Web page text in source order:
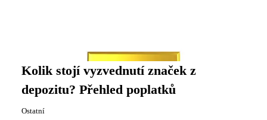
Kolik stojí vyzvednutí značek z
depozitu? Přehled poplatků
Ostatní